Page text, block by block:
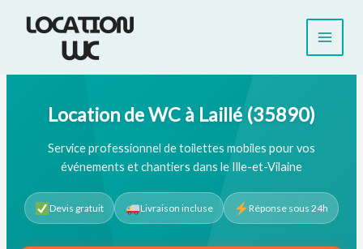
Location de WC à Laillé (35890)
Service professionnel de toilettes mobiles pour vos
événements et chantiers dans le Ille-et-Vilaine
Devis gratuit Livraison incluse Réponse sous 24h